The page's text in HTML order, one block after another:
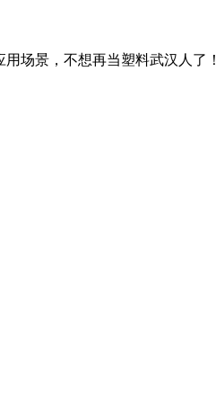
场景，不想再当塑料武汉人了！